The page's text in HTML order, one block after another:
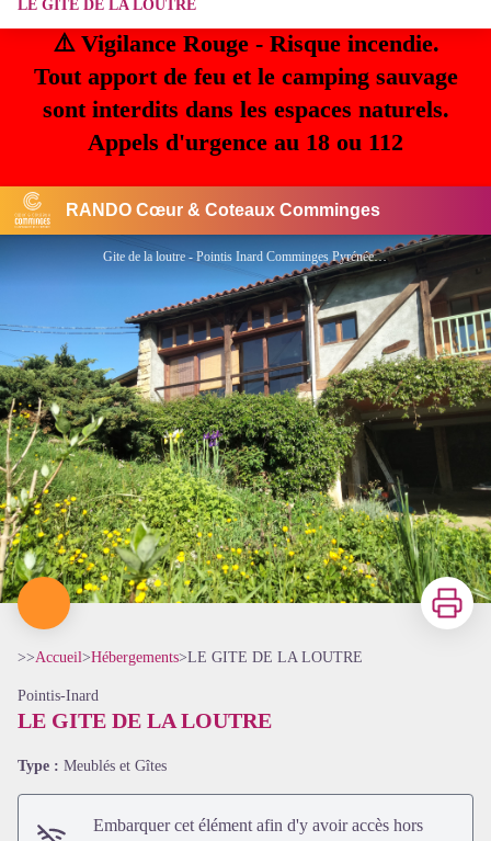
⚠️ Vigilance Rouge - Risque incendie.
Tout apport de feu et le camping sauvage
sont interdits dans les espaces naturels.
Appels d'urgence au 18 ou 112
RANDO Cœur & Coteaux Comminges
LE GITE DE LA LOUTRE
Gite de la loutre - Pointis Inard Comminges Pyrénées - ALARY
Voir l'image en plein écran
Imprimer
>>Accueil>Hébergements>LE GITE DE LA LOUTRE
Pointis-Inard
LE GITE DE LA LOUTRE
Type : Meublés et Gîtes
Embarquer cet élément afin d'y avoir accès hors